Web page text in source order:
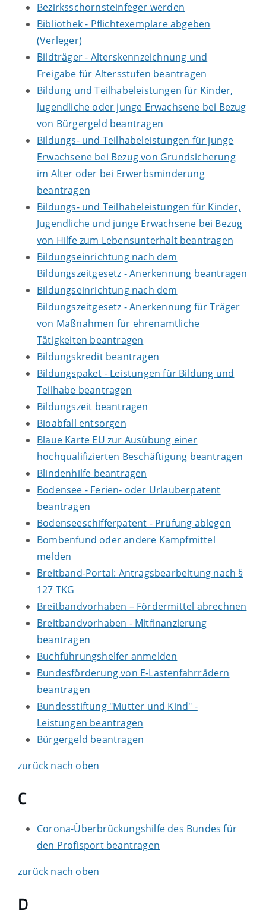
Bezirksschornsteinfeger werden
Bibliothek - Pflichtexemplare abgeben
(Verleger)
Bildträger - Alterskennzeichnung und
Freigabe für Altersstufen beantragen
Bildung und Teilhabeleistungen für Kinder,
Jugendliche oder junge Erwachsene bei Bezug
von Bürgergeld beantragen
Bildungs- und Teilhabeleistungen für junge
Erwachsene bei Bezug von Grundsicherung
im Alter oder bei Erwerbsminderung
beantragen
Bildungs- und Teilhabeleistungen für Kinder,
Jugendliche und junge Erwachsene bei Bezug
von Hilfe zum Lebensunterhalt beantragen
Bildungseinrichtung nach dem
Bildungszeitgesetz - Anerkennung beantragen
Bildungseinrichtung nach dem
Bildungszeitgesetz - Anerkennung für Träger
von Maßnahmen für ehrenamtliche
Tätigkeiten beantragen
Bildungskredit beantragen
Bildungspaket - Leistungen für Bildung und
Teilhabe beantragen
Bildungszeit beantragen
Bioabfall entsorgen
Blaue Karte EU zur Ausübung einer
hochqualifizierten Beschäftigung beantragen
Blindenhilfe beantragen
Bodensee - Ferien- oder Urlauberpatent
beantragen
Bodenseeschifferpatent - Prüfung ablegen
Bombenfund oder andere Kampfmittel
melden
Breitband-Portal: Antragsbearbeitung nach §
127 TKG
Breitbandvorhaben – Fördermittel abrechnen
Breitbandvorhaben - Mitfinanzierung
beantragen
Buchführungshelfer anmelden
Bundesförderung von E-Lastenfahrrädern
beantragen
Bundesstiftung "Mutter und Kind" -
Leistungen beantragen
Bürgergeld beantragen
zurück nach oben
C
Corona-Überbrückungshilfe des Bundes für
den Profisport beantragen
zurück nach oben
D